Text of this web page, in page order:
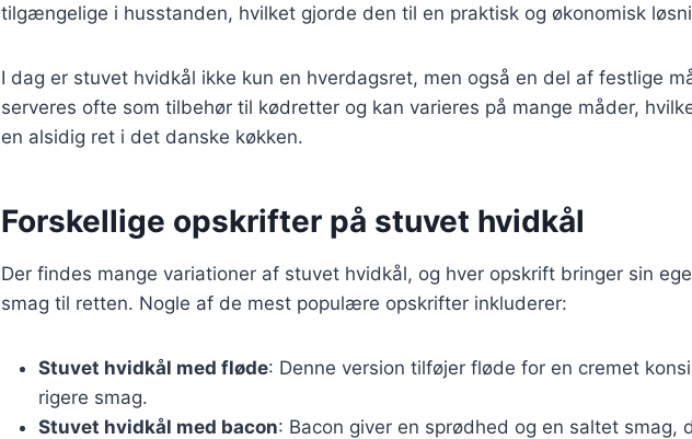
tilgængelige i husstanden, hvilket gjorde den til en praktisk og økonomisk
I dag er stuvet hvidkål ikke kun en hverdagsret, men også en del af festlige
serveres ofte som tilbehør til kødretter og kan varieres på mange måder,
en alsidig ret i det danske køkken.
Forskellige opskrifter på stuvet hvidkål
Der findes mange variationer af stuvet hvidkål, og hver opskrift bringer sin
smag til retten. Nogle af de mest populære opskrifter inkluderer:
Stuvet hvidkål med fløde: Denne version tilføjer fløde for en cremet
rigere smag.
Stuvet hvidkål med bacon: Bacon giver en sprødhed og en saltet smag,